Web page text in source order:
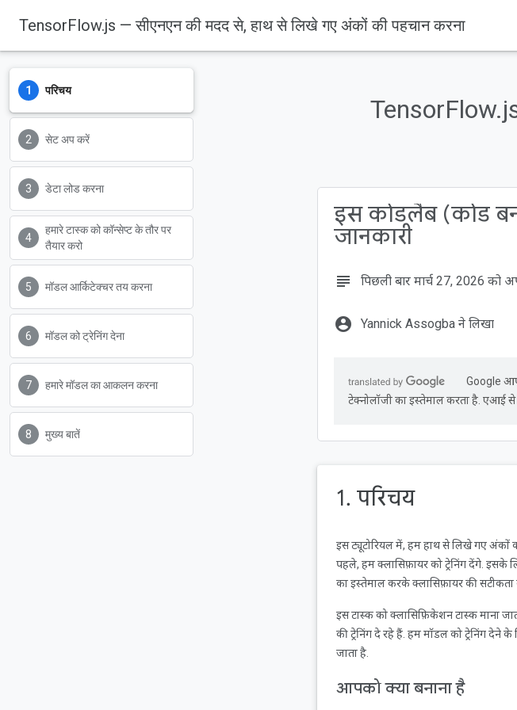
TensorFlow.js — सीएनएन की मदद से, हाथ से लिखे गए अंकों की पहचान करना
परिचय
सेट अप करें
डेटा लोड करना
हमारे टास्क को कॉन्सेप्ट के तौर पर
तैयार करो
मॉडल आर्किटेक्चर तय करना
मॉडल को ट्रेनिंग देना
हमारे मॉडल का आकलन करना
मुख्य बातें
इस कोडलैब (कोड
जानकारी
subject पिछली बार मार्च 27, 2026 को
account_circle Yannick Assogba ने लिखा
Google
टेक्नोलॉजी का इस्तेमाल करता है. एआई से
1. परिचय
इस ट्यूटोरियल में, हम हाथ से लिखे गए
पहले, हम क्लासिफ़ायर को ट्रेनिंग देंगे.
का इस्तेमाल करके क्लासिफ़ायर की
इस टास्क को क्लासिफ़िकेशन टास्क माना
की ट्रेनिंग दे रहे हैं. हम मॉडल को ट्रेनिंग
जाता है.
आपको क्या बनाना है